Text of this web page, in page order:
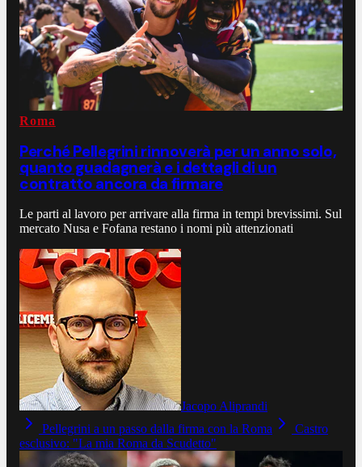
Roma
Perché Pellegrini rinnoverà per un anno solo,
quanto guadagnerà e i dettagli di un
contratto ancora da firmare
Le parti al lavoro per arrivare alla firma in tempi brevissimi. Sul
mercato Nusa e Fofana restano i nomi più attenzionati
Jacopo Aliprandi
Pellegrini a un passo dalla firma con la Roma
Castro
esclusivo: "La mia Roma da Scudetto"